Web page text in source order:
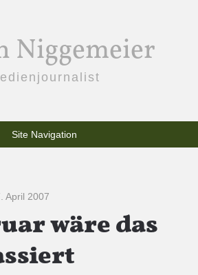
Niggemeier
Site Navigation
April 2007
wäre das